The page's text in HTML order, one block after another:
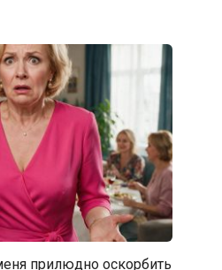
прилюдно оскорбить